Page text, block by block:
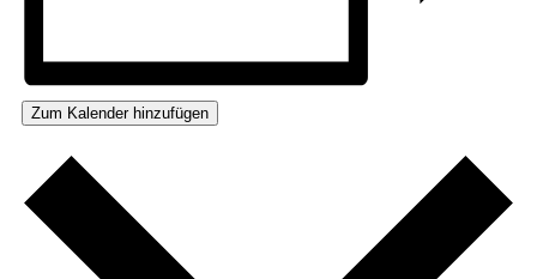
Zum Kalender hinzufügen